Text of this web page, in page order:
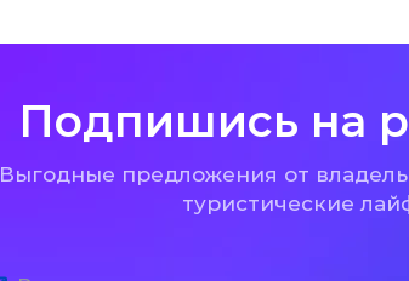
Подпишись на
Выгодные предложения от
туристические